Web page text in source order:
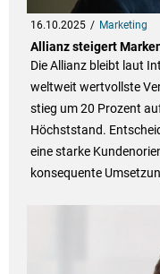
16.10.2025 Marketing
Allianz steigert
Die Allianz bleibt laut
weltweit wertvollste
stieg um 20 Prozent
Höchststand.
eine starke
konsequente